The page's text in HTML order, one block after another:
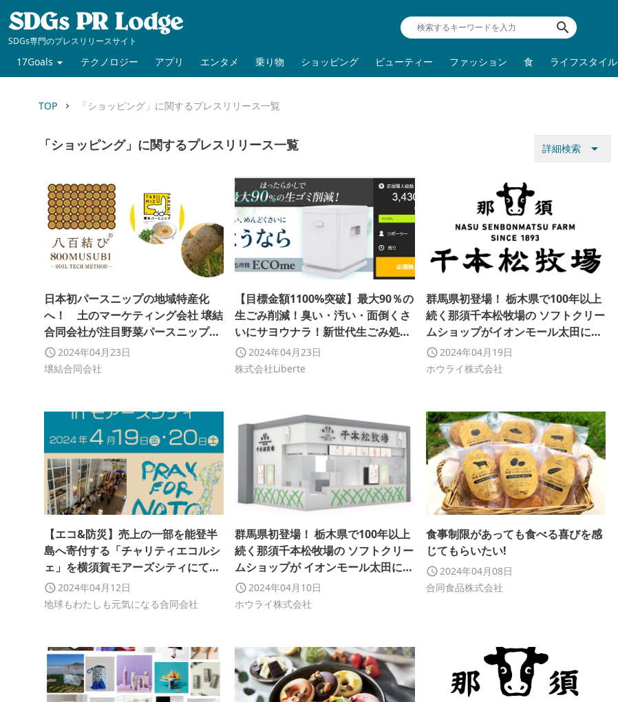
SDGs専門のプレスリリースサイト
search
17Goals テクノロジー アプリ エンタメ 乗り物 ショッピング ビューティー ファッション 食 ライフスタイル
TOP keyboard_arrow_right 「ショッピング」に関するプレスリリース一覧
「ショッピング」に関するプレスリリース一覧 詳細検索 arrow_drop_down
日本初パースニップの地域特産化
へ！ 土のマーケティング会社 壌結
合同会社が注目野菜パースニップを
自社栽培する青果市場 垂水大同青果
と業務提携
2024年04月23日
壌結合同会社
【目標金額1100%突破】最大90％の
生ごみ削減！臭い・汚い・面倒くさ
いにサヨウナラ！新世代生ごみ処理
機【ECOme(エコミー)】の終了まで
残り7日！
2024年04月23日
株式会社Liberte
群馬県初登場！ 栃木県で100年以上
続く那須千本松牧場の ソフトクリー
ムショップがイオンモール太田に本
日オープン！
2024年04月19日
ホウライ株式会社
【エコ&防災】売上の一部を能登半
島へ寄付する「チャリティエコルシ
ェ」を横須賀モアーズシティにて開
催 2024年04月12日
地球もわたしも元気になる合同会社
群馬県初登場！ 栃木県で100年以上
続く那須千本松牧場の ソフトクリー
ムショップが イオンモール太田に4
月19日（金）オープン！
2024年04月10日
ホウライ株式会社
食事制限があっても食べる喜びを感
じてもらいたい!
2024年04月08日
合同食品株式会社